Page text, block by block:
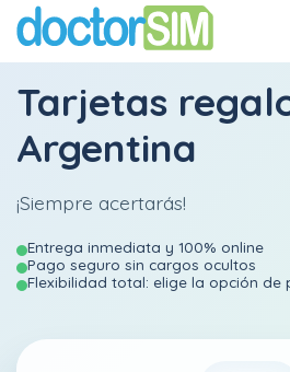
Tarjetas
Argentina
¡Siempre acertarás!
Entrega inmediata y 100% online
Pago seguro sin cargos ocultos
Flexibilidad total: elige la opción